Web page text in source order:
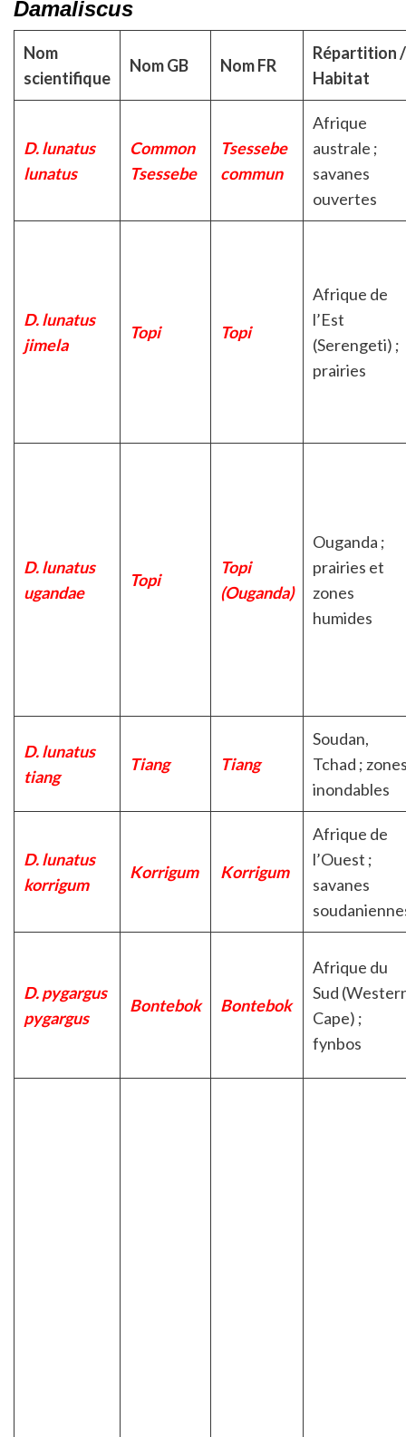
Damaliscus
Nom
scientifique
Nom GB Nom FR
Répartition /
Habitat
D. lunatus
lunatus
Common
Tsessebe
Tsessebe
commun
Afrique
australe ;
savanes
ouvertes
D. lunatus
jimela
Topi Topi
Afrique de
l’Est
(Serengeti) ;
prairies
D. lunatus
ugandae
Topi
Topi
(Ouganda)
Ouganda ;
prairies et
zones
humides
D. lunatus
tiang
Tiang Tiang
Soudan,
Tchad ;
inondables
D. lunatus
korrigum
Korrigum Korrigum
Afrique de
l’Ouest ;
savanes
D. pygargus
pygargus
Bontebok Bontebok
Afrique du
Sud
Cape) ;
fynbos